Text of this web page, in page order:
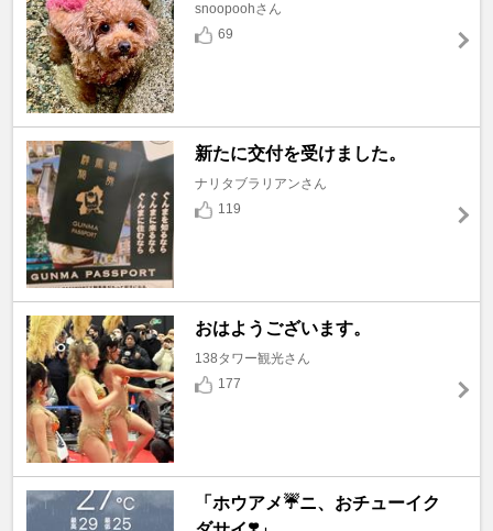
snoopoohさん
69
新たに交付を受けました。
ナリタブラリアンさん
119
おはようございます。
138タワー観光さん
177
「ホウアメ☔️ニ、おチューイク